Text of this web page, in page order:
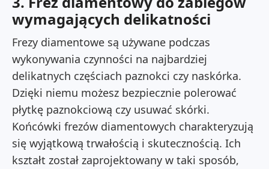
wymagających delikatności
Frezy diamentowe są używane podczas
wykonywania czynności na najbardziej
delikatnych częściach paznokci czy naskórka.
Dzięki niemu możesz bezpiecznie polerować
płytkę paznokciową czy usuwać skórki.
Końcówki frezów diamentowych charakteryzują
się wyjątkową trwałością i skutecznością. Ich
kształt został zaprojektowany w taki sposób,